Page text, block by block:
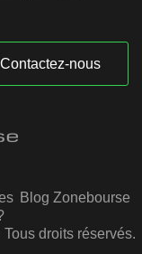
Contactez-nous
Blog Zonebourse
droits réservés.